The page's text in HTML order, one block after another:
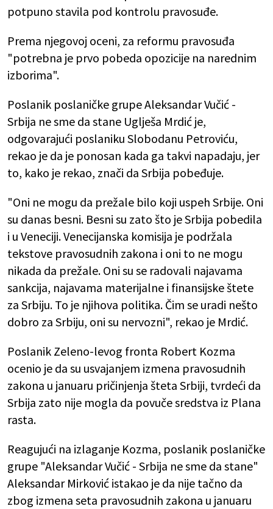
potpuno stavila pod kontrolu pravosuđe.
Prema njegovoj oceni, za reformu pravosuđa
"potrebna je prvo pobeda opozicije na narednim
izborima".
Poslanik poslaničke grupe Aleksandar Vučić -
Srbija ne sme da stane Uglješa Mrdić je,
odgovarajući poslaniku Slobodanu Petroviću,
rekao je da je ponosan kada ga takvi napadaju, jer
to, kako je rekao, znači da Srbija pobeđuje.
"Oni ne mogu da prežale bilo koji uspeh Srbije. Oni
su danas besni. Besni su zato što je Srbija pobedila
i u Veneciji. Venecijanska komisija je podržala
tekstove pravosudnih zakona i oni to ne mogu
nikada da prežale. Oni su se radovali najavama
sankcija, najavama materijalne i finansijske štete
za Srbiju. To je njihova politika. Čim se uradi nešto
dobro za Srbiju, oni su nervozni", rekao je Mrdić.
Poslanik Zeleno-levog fronta Robert Kozma
ocenio je da su usvajanjem izmena pravosudnih
zakona u januaru pričinjenja šteta Srbiji, tvrdeći da
Srbija zato nije mogla da povuče sredstva iz Plana
rasta.
Reagujući na izlaganje Kozma, poslanik poslaničke
grupe "Aleksandar Vučić - Srbija ne sme da stane"
Aleksandar Mirković istakao je da nije tačno da
zbog izmena seta pravosudnih zakona u januaru